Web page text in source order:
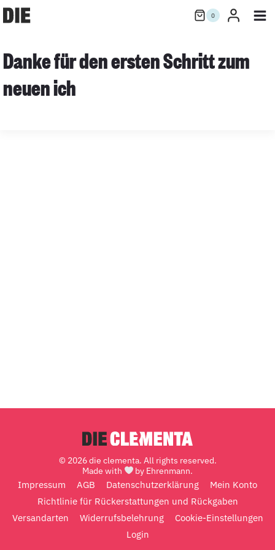
Zum
Inhalt
0
Danke für den ersten Schritt zum
neuen ich
© 2026 die clementa. All rights reserved.
Made with
by Ehrenmann.
Impressum AGB Datenschutzerklärung
Mein Konto
Richtlinie für Rückerstattungen und Rückgaben
Versandarten
Widerrufsbelehrung
Cookie-Einstellungen
Login